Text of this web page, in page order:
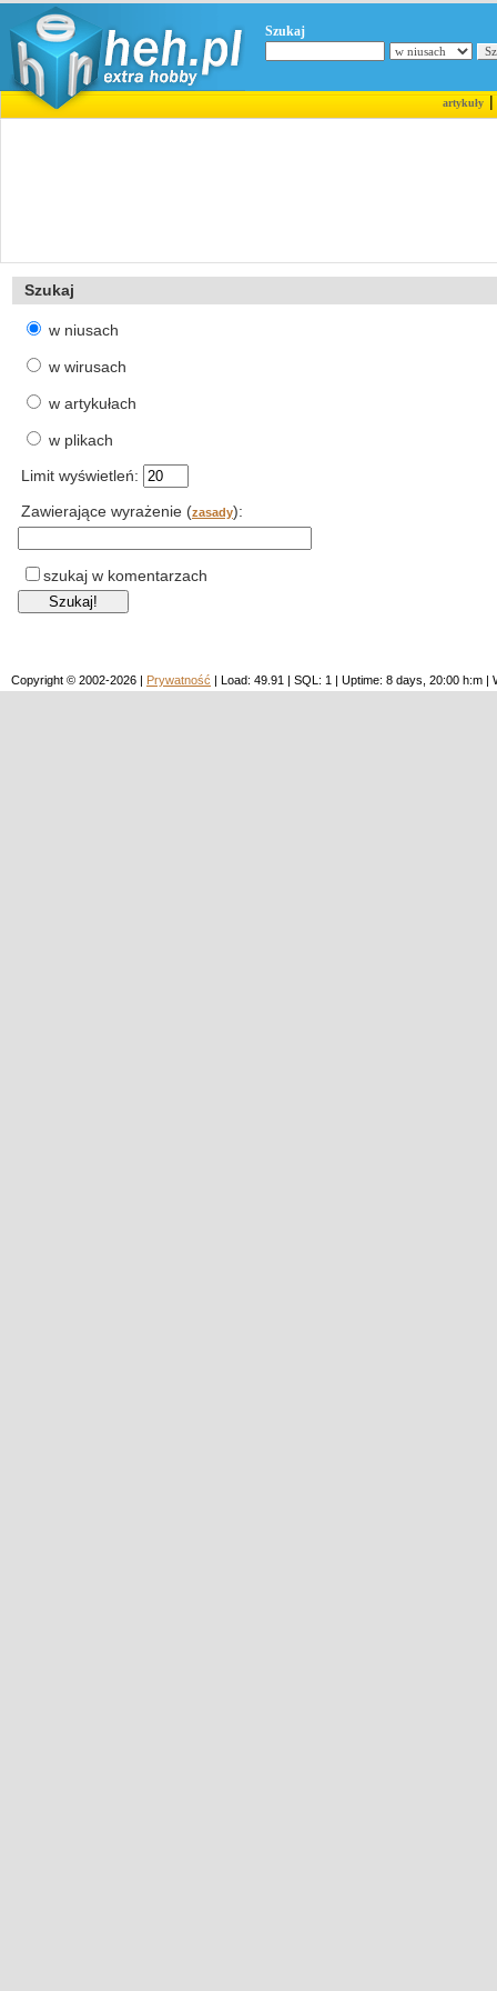
Szukaj
artykuły|
Szukaj
w niusach
w wirusach
w artykułach
w plikach
Limit wyświetleń:
Zawierające wyrażenie (zasady):
szukaj w komentarzach
Copyright © 2002-2026 | Prywatność | Load: 49.91 | SQL: 1 | Uptime: 8 days, 20:00 h:m